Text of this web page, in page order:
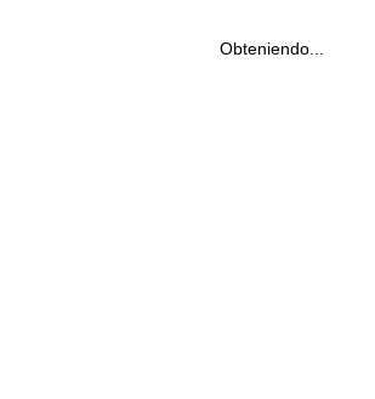
Obteniendo...